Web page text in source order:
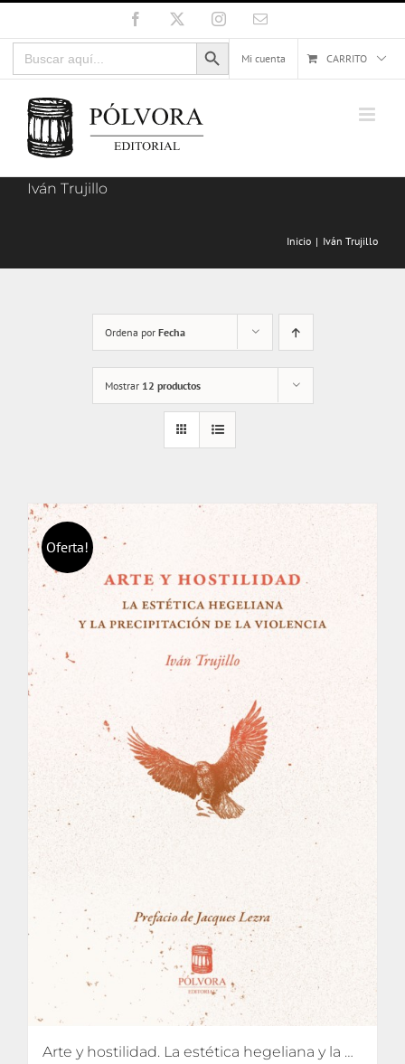
al
contenido
Facebook InstagramCorreo
Buscar:
Botón de búsqueda
Mi cuenta
CARRITO
Iván Trujillo
Inicio Iván Trujillo
Ordena por Fecha
Mostrar 12 productos
Oferta!
Arte y hostilidad. La estética hegeliana y la precipitación de la violencia